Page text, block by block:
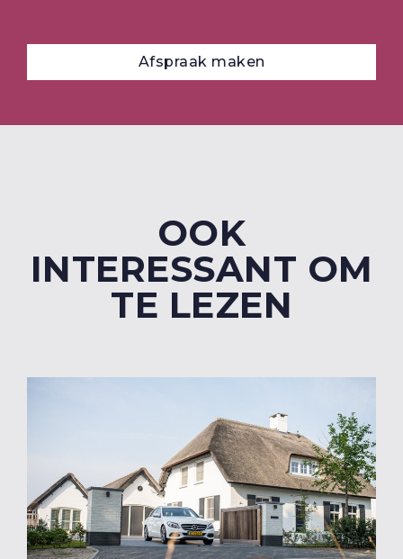
Afspraak maken
OOK
INTERESSANT OM
TE LEZEN